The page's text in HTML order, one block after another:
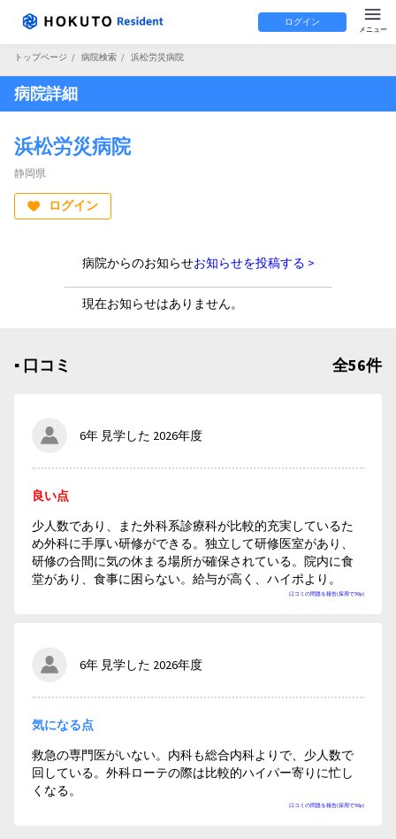
ログイン
トップページ / 病院検索 / 浜松労災病院
病院詳細
浜松労災病院
静岡県
ログイン
病院からのお知らせお知らせを投稿する >
現在お知らせはありません。
▪︎ 口コミ 全56件
6年 見学した 2026年度
口コミの問題を報告(採用で50p)
良い点
少人数であり、また外科系診療科が比較的充実しているた
め外科に手厚い研修ができる。独立して研修医室があり、
研修の合間に気の休まる場所が確保されている。院内に食
堂があり、食事に困らない。給与が高く、ハイポより。
6年 見学した 2026年度
口コミの問題を報告(採用で50p)
気になる点
救急の専門医がいない。内科も総合内科よりで、少人数で
回している。外科ローテの際は比較的ハイパー寄りに忙し
くなる。